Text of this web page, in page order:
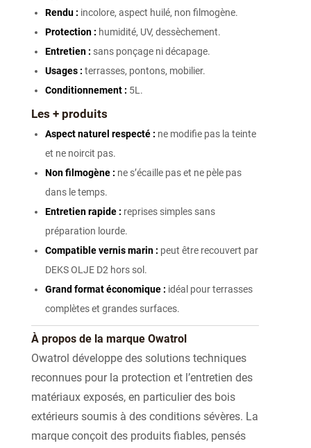
Rendu : incolore, aspect huilé, non filmogène.
Protection : humidité, UV, dessèchement.
Entretien : sans ponçage ni décapage.
Usages : terrasses, pontons, mobilier.
Conditionnement : 5L.
Les + produits
Aspect naturel respecté : ne modifie pas la teinte
et ne noircit pas.
Non filmogène : ne s’écaille pas et ne pèle pas
dans le temps.
Entretien rapide : reprises simples sans
préparation lourde.
Compatible vernis marin : peut être recouvert par
DEKS OLJE D2 hors sol.
Grand format économique : idéal pour terrasses
complètes et grandes surfaces.
À propos de la marque Owatrol
Owatrol développe des solutions techniques
reconnues pour la protection et l’entretien des
matériaux exposés, en particulier des bois
extérieurs soumis à des conditions sévères. La
marque conçoit des produits fiables, pensés